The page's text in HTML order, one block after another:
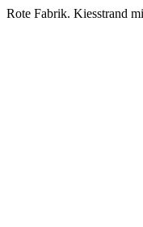
Rote Fabrik. Kiesstrand